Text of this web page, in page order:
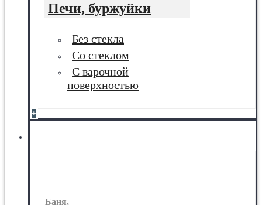
Печи, буржуйки
Без стекла
Со стеклом
С варочной
поверхностью
+
Баня,